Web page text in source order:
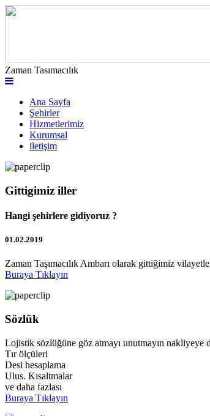
Zaman Tasımacılık
Ana Sayfa
Şehirler
Hizmetlerimiz
Kurumsal
iletişim
Gittigimiz iller
Hangi şehirlere gidiyoruz ?
01.02.2019
Zaman Taşımacılık Ambarı olarak gittiğimiz
Buraya Tıklayın
Sözlük
Lojistik sözlüğüne göz atmayı unutmayın nakliyeye
Tır ölçüleri
Desi hesaplama
Ulus. Kısaltmalar
ve daha fazlası
Buraya Tıklayın